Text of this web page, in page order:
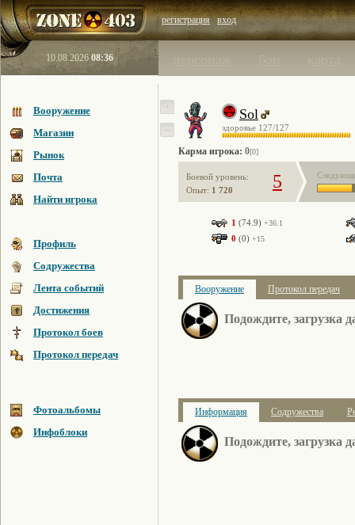
регистрация вход
10.08.2026 08:36
Вооружение
Магазин
Рынок
Почта
Найти игрока
Профиль
Содружества
Лента событий
Достижения
Протокол боев
Протокол передач
Фотоальбомы
Инфоблоки
Sol
здоровье 127/127
+
Карма игрока: 0[0]
Боевой уровень:
Опыт: 1 720 5
1 (74.9)+36.1
0 (0)+15
Вооружение Протокол передач
Подождите, загрузка
Информация Содружества
Подождите, загрузка